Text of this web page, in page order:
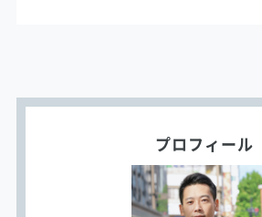
プロフィール